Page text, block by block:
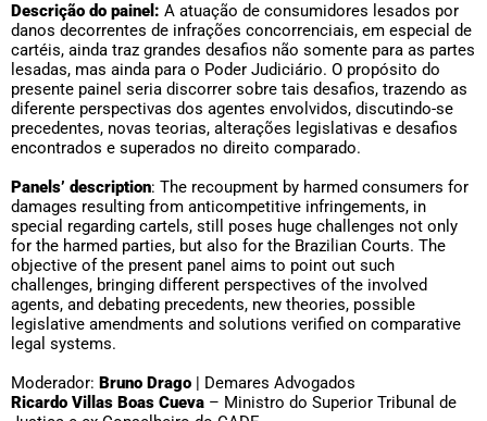
Descrição do painel: A atuação de consumidores lesados por
danos decorrentes de infrações concorrenciais, em especial de
cartéis, ainda traz grandes desafios não somente para as partes
lesadas, mas ainda para o Poder Judiciário. O propósito do
presente painel seria discorrer sobre tais desafios, trazendo as
diferente perspectivas dos agentes envolvidos, discutindo-se
precedentes, novas teorias, alterações legislativas e desafios
encontrados e superados no direito comparado.
Panels’ description: The recoupment by harmed consumers for
damages resulting from anticompetitive infringements, in
special regarding cartels, still poses huge challenges not only
for the harmed parties, but also for the Brazilian Courts. The
objective of the present panel aims to point out such
challenges, bringing different perspectives of the involved
agents, and debating precedents, new theories, possible
legislative amendments and solutions verified on comparative
legal systems.
Moderador: Bruno Drago | Demares Advogados
Ricardo Villas Boas Cueva – Ministro do Superior Tribunal de